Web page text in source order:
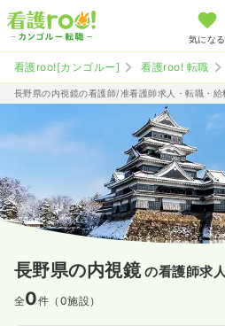
気になる
看護roo![カンゴルー] 看護roo! 転職
長野県の内視鏡の看護師/准看護師求人・転職・給
長野県の内視鏡 の看護師求人
全0件（0施設）